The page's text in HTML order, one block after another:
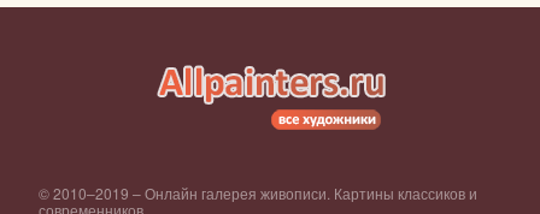
© 2010–2019 – Онлайн галерея живописи. Картины классиков и
современников